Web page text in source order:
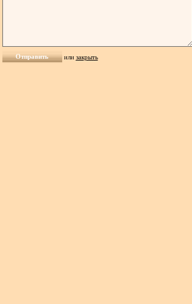
или закрыть